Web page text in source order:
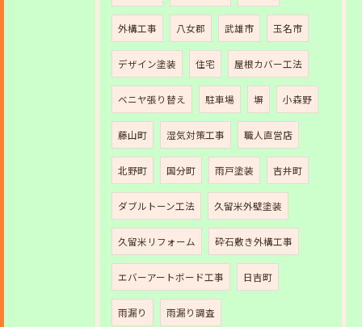
外構工事 八女郡 武雄市 玉名市
デザイン塗装 住宅 屋根カバー工法
ベニヤ張り替え 駐車場 塀 小森野
藤山町 湿気対策工事 職人直営店
北野町 国分町 雨戸塗装 吉井町
ダブルトーン工法 久留米外壁塗装
久留米リフォーム 砕石敷き外構工事
エバーアートボード工事 日吉町
雨漏り 雨漏り調査